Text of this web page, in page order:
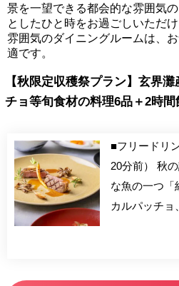
景を一望できる都会的な雰囲気
としたひと時をお過ごしいただ
雰囲気のダイニングルームは、
適です。
【秋限定収穫祭プラン】玄界
チョ等旬食材の料理6品＋2時間
■フリードリ
20分前） 秋の訪れを感じさせる代表的
な魚の一つ「
カルパッチョ
料理6品とフ